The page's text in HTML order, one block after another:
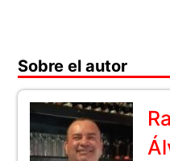
Sobre el autor